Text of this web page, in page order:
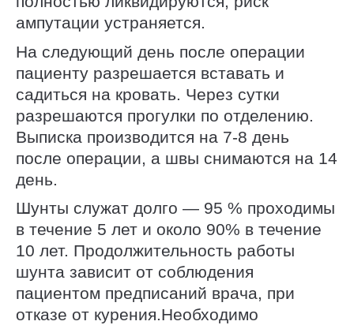
ампутации устраняется.
На следующий день после операции
пациенту разрешается вставать и
садиться на кровать. Через сутки
разрешаются прогулки по отделению.
Выписка производится на 7-8 день
после операции, а швы снимаются на 14
день.
Шунты служат долго — 95 % проходимы
в течение 5 лет и около 90% в течение
10 лет. Продолжительность работы
шунта зависит от соблюдения
пациентом предписаний врача, при
отказе от курения.Необходимо